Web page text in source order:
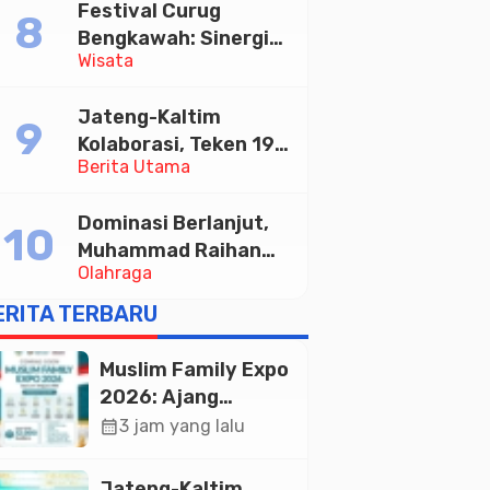
Tabungan Bima Bank
Jateng
Wisata
Festival Curug
Bengkawah: Sinergi
Desa Sikasur dan
Memajukan Wisata
serta UMKM Lokal
Berita Utama
Jateng-Kaltim
Kolaborasi, Teken 19
Kerja Sama Ekonomi
Olahraga
Dominasi Berlanjut,
Muhammad Raihan
Fadila Sabet Emas
Kyorugi di Asian
Taekwondo Indonesia
Open 2026
TERBARU
Muslim Family Expo
2026: Ajang
Silaturahim dan
Ekonomi Halal di
calendar_month3 jam yang lalu